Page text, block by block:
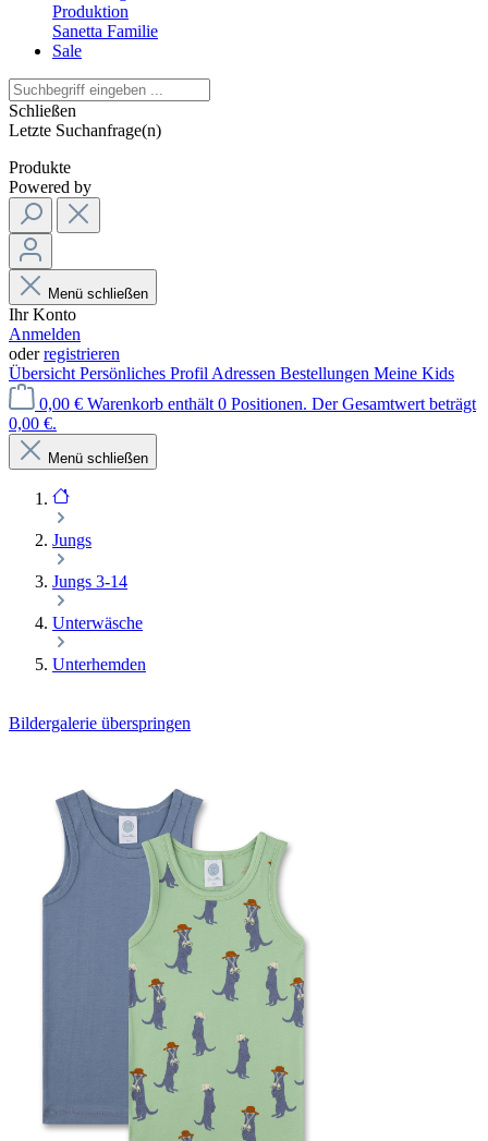
Produktion
Sanetta Familie
Sale
Schließen
Letzte Suchanfrage(n)
Produkte
Powered by
Menü schließen
Ihr Konto
Anmelden
oderregistrieren
Übersicht Persönliches Profil Adressen Bestellungen Meine Kids
0,00 € Warenkorb enthält 0 Positionen. Der Gesamtwert beträgt
0,00 €.
Menü schließen
Jungs
Jungs 3-14
Unterwäsche
Unterhemden
Bildergalerie überspringen